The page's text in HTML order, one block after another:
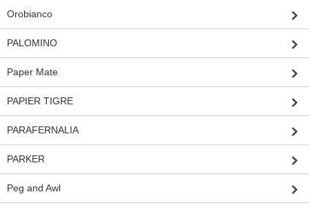
Orobianco
PALOMINO
Paper Mate
PAPIER TIGRE
PARAFERNALIA
PARKER
Peg and Awl